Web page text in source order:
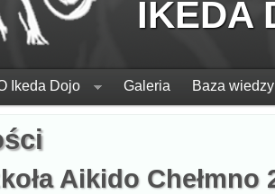
IKEDA
Ikeda Dojo Galeria Baza wiedzy
Aikido Chełmno